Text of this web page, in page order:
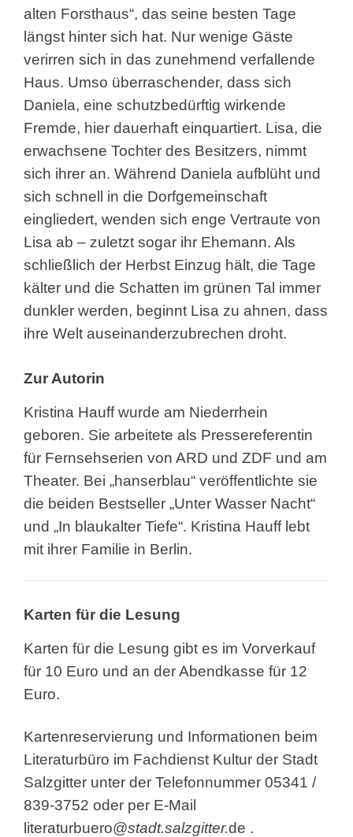
alten Forsthaus“, das seine besten Tage
längst hinter sich hat. Nur wenige Gäste
verirren sich in das zunehmend verfallende
Haus. Umso überraschender, dass sich
Daniela, eine schutzbedürftig wirkende
Fremde, hier dauerhaft einquartiert. Lisa, die
erwachsene Tochter des Besitzers, nimmt
sich ihrer an. Während Daniela aufblüht und
sich schnell in die Dorfgemeinschaft
eingliedert, wenden sich enge Vertraute von
Lisa ab – zuletzt sogar ihr Ehemann. Als
schließlich der Herbst Einzug hält, die Tage
kälter und die Schatten im grünen Tal immer
dunkler werden, beginnt Lisa zu ahnen, dass
ihre Welt auseinanderzubrechen droht.
Zur Autorin
Kristina Hauff wurde am Niederrhein
geboren. Sie arbeitete als Pressereferentin
für Fernsehserien von ARD und ZDF und am
Theater. Bei „hanserblau“ veröffentlichte sie
die beiden Bestseller „Unter Wasser Nacht“
und „In blaukalter Tiefe“. Kristina Hauff lebt
mit ihrer Familie in Berlin.
Karten für die Lesung
Karten für die Lesung gibt es im Vorverkauf
für 10 Euro und an der Abendkasse für 12
Euro.
Kartenreservierung und Informationen beim
Literaturbüro im Fachdienst Kultur der Stadt
Salzgitter unter der Telefonnummer 05341 /
839-3752 oder per E-Mail
literaturbuero@stadt.salzgitter.de .